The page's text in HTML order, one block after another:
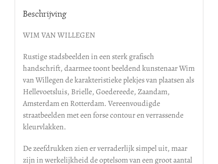
Beschrijving
WIM VAN WILLEGEN
Rustige stadsbeelden in een sterk grafisch
handschrift, daarmee toont beeldend kunstenaar Wim
van Willegen de karakteristieke plekjes van plaatsen als
Hellevoetsluis, Brielle, Goedereede, Zaandam,
Amsterdam en Rotterdam. Vereenvoudigde
straatbeelden met een forse contour en verrassende
kleurvlakken.
De zeefdrukken zien er verraderlijk simpel uit, maar
zijn in werkelijkheid de optelsom van een groot aantal